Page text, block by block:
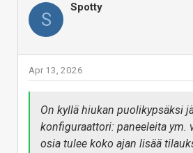
S
Spotty
Apr 13, 2026
On kyllä hiukan puolikypsäksi
konfiguraattori: paneeleita ym.
osia tulee koko ajan lisää